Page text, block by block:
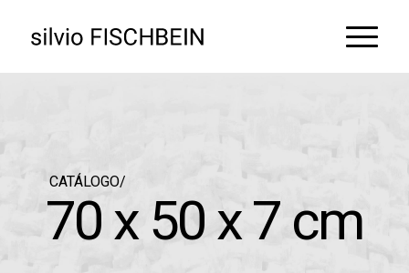
CATÁLOGO/
70 x 50 x 7 cm